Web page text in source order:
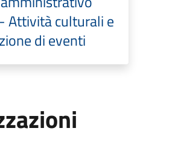
Attività culturali e
di eventi